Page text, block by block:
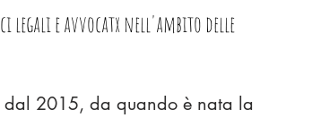
legali e avvocatx nell'ambito delle
dal 2015, da quando è nata la